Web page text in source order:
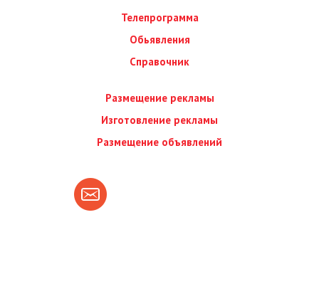
Телепрограмма
Обьявления
Справочник
Размещение рекламы
Изготовление рекламы
Размещение объявлений